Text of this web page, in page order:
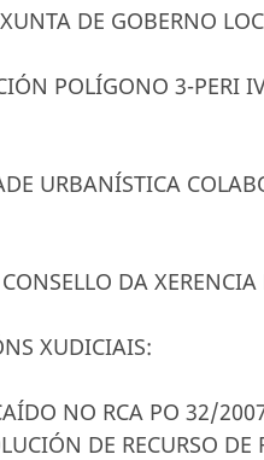
DE GOBERNO
POLÍGONO 3-PERI
URBANÍSTICA
DA
XUDICIAIS:
NO RCA PO 32/
DE RECURSO